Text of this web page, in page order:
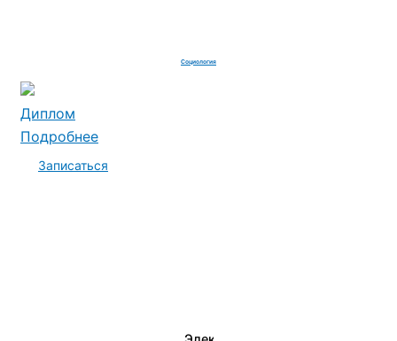
Социология
Диплом
Подробнее
Записаться